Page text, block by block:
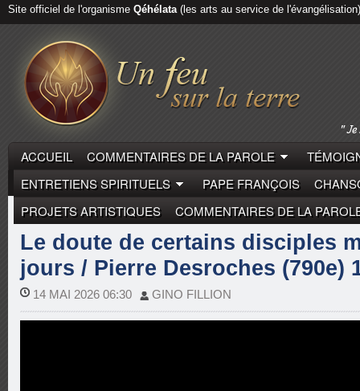
Site officiel de l'organisme Qéhélata(les arts au service de l'évangélisation)
ACCUEIL COMMENTAIRES DE LA PAROLE
ENTRETIENS SPIRITUELS
PAPE FRANÇOIS
PROJETS ARTISTIQUES
COMMENTAIRES DE LA
COMMENTAIRES DE LA PAROLE PIERRE
Le doute de certains disciples
jours / Pierre Desroches (790e)
14 MAI 2026 06:30 GINO FILLION